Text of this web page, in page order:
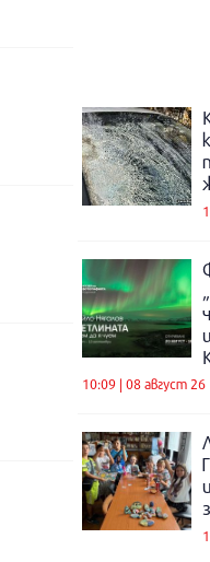
10:09 | 08 август 26